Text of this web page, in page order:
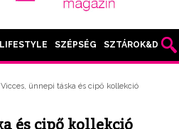
SZÉPSÉG SZTÁROK&DIVAT
Vicces, ünnepi táska és cipő kollekció
és cipő kollekció